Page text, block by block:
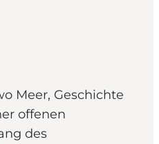
Meer, Geschichte
offenen
des